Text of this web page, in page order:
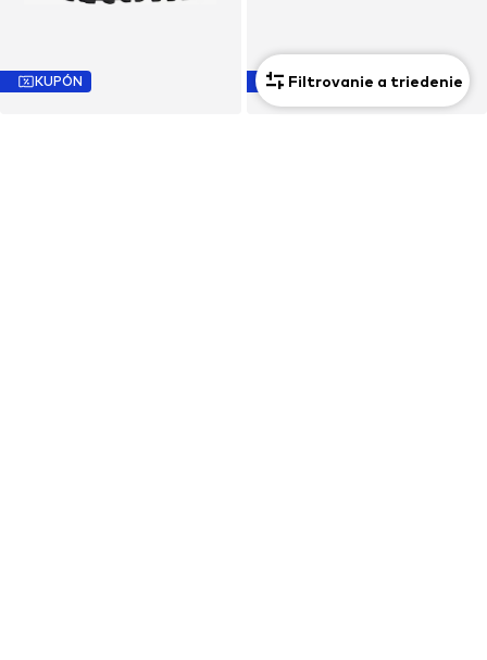
KUPÓN KUPÓN
Filtrovanie a triedenie